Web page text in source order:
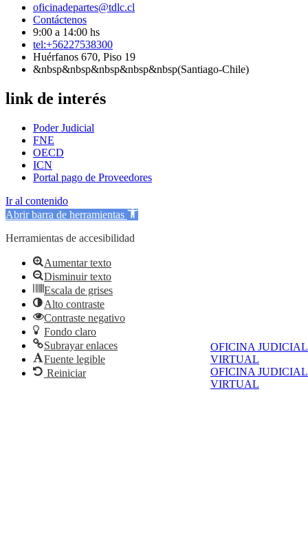
OFICINA JUDICIAL
VIRTUAL
OFICINA JUDICIAL
VIRTUAL
oficinadepartes@tdlc.cl
Contáctenos
9:00 a 14:00 hs
tel:+56227538300
Huérfanos 670, Piso 19
&nbsp&nbsp&nbsp&nbsp&nbsp(Santiago-Chile)
link de interés
Poder Judicial
FNE
OECD
ICN
Portal pago de Proveedores
Ir al contenido
Abrir barra de herramientas
Herramientas de accesibilidad
Aumentar texto
Disminuir texto
Escala de grises
Alto contraste
Contraste negativo
Fondo claro
Subrayar enlaces
Fuente legible
Reiniciar